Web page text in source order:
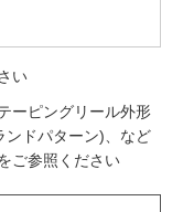
い
ーピングリール外形
ンドパターン)、など
ご参照ください